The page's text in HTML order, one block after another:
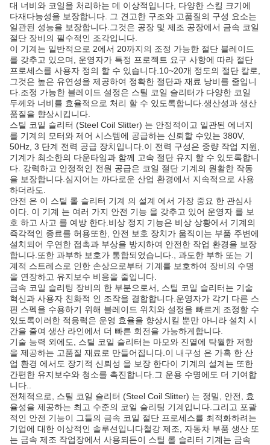
대 너비와 코일을 처리하는 데 이상적입니다, 다양한 스킬 크기에
다재다능성을 보장합니다. 그 견고한 구조와 고품질의 구성 요소는
일관된 성능을 보장합니다.그것은 공장 및 제조 공장에서 금속 코일
절단 장비의 필수적인 조각입니다.
이 기계는 일반적으로 2에서 20까지의 조정 가능한 절단 블레이드
를 갖추고 있으며, 운영자가 특정 프로젝트 요구 사항에 따라 절단
프로세스를 사용자 정의 할 수 있습니다.10~20개 정도의 절단 칼로,
그것은 높은 유연성을 제공하여 정확한 절단과 재료 낭비를 줄입니
다.조정 가능한 블레이드 설정은 스틸 코일 슬리터가 다양한 코일
두께와 너비를 효율적으로 처리 할 수 있도록합니다.생산성과 생산
품질을 향상시킵니다.
스틸 코일 슬리터 (Steel Coil Slitter) 는 안정적이고 일관된 에너지
를 기계의 모터와 제어 시스템에 공급하는 신뢰할 수있는 380V,
50Hz, 3 단계 전력 공급 장치입니다.이 전력 구성은 중량 작업 지원,
기계가 최소한의 다운타임과 함께 고속 절단 유지 할 수 있도록합니
다. 강력하고 안정적인 전원 공급은 코일 절단 기계의 원활한 작동
을 보장합니다.심지어는 까다로운 산업 환경에서 지속적으로 사용
하더라도.
안전 은 이 스틸 롤 슬리터 기계 의 설계 에서 가장 중요 한 관심사
이다. 이 기계 는 여러 가지 안전 기능 을 갖추고 있어 운영자 를 보
호 하고 사고 를 예방 한다.비상 정지 기능은 비상 상황에서 기계의
즉각적인 종료를 허용또한, 안전 보호 장치가 움직이는 부품 주변에
설치되어 우연한 접촉과 부상을 방지하여 안전한 작업 환경을 보장
합니다.또한 과부하 보호가 통합되었습니다., 과도한 부하 또는 기
계적 스트레스로 인한 손상으로부터 기계를 보호하여 장비의 수명
을 연장하고 유지보수 비용을 줄입니다.
금속 코일 슬리팅 장비의 한 부분으로서, 스틸 코일 슬리터는 기술
혁신과 사용자 친화적 인 조작을 결합합니다.운영자가 각기 다른 스
핀 스펙을 수용하기 위해 블레이드 위치와 설정을 빠르게 조정할 수
있도록이러한 적응력은 운영 효율을 향상시킬 뿐만 아니라 설치 시
간을 줄여 생산 라인에서 더 빠른 회전을 가능하게합니다.
기술 능력 외에도, 스틸 코일 슬리터는 마모와 진열에 탁월한 저항
을 제공하는 고품질 재료로 만들어집니다.이 내구성 은 가혹 한 산
업 환경 에서도 장기적 신뢰성 을 보장 한다이 기계의 설계는 또한
간편한 유지보수와 청소를 촉진합니다.그 운용 수명에도 더 기여합
니다..
전체적으로, 스틸 코일 슬리터 (Steel Coil Slitter) 는 정밀, 안전, 효
율성을 제공하는 최고 수준의 코일 슬리팅 기계입니다.그리고 포괄
적인 안전 기능이 그들의 금속 코일 절단 프로세스를 최적화하려는
기업에 대한 이상적인 솔루션입니다철강 제조, 자동차 부품 생산 또
는 금속 제조 작업장에서 사용되든이 스틸 롤 슬리터 기계는 금속